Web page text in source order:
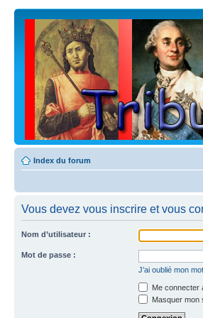
Index du forum
Vous devez vous inscrire et vous
Nom d’utilisateur :
Mot de passe :
J’ai oublié mon
Me connecter
Masquer mon